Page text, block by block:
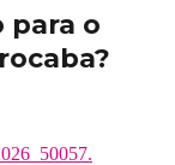
na arena.
para o